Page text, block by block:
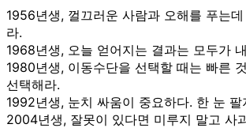
1956년생, 껄끄러운 사람과 오해를 푸는
라.
1968년생, 오늘 얻어지는 결과는 모두가
1980년생, 이동수단을 선택할 때는 빠른
선택해라.
1992년생, 눈치 싸움이 중요하다. 한 눈 팔
2004년생, 잘못이 있다면 미루지 말고 사